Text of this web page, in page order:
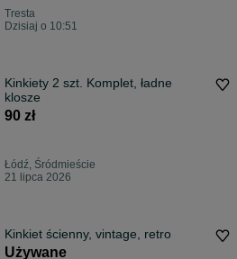
Tresta
Dzisiaj o 10:51
Kinkiety 2 szt. Komplet, ładne
klosze
90 zł
Łódź, Śródmieście
21 lipca 2026
Kinkiet ścienny, vintage, retro
Używane